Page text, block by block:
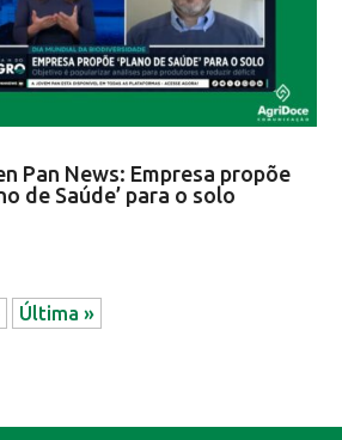
Pan News: Empresa propõe
de Saúde’ para o solo
Última »